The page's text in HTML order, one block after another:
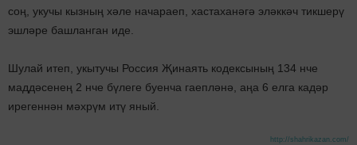
соң, укучы кызның хәле начараеп, хастаханәгә эләккәч тикшерү
эшләре башланган иде.
Шулай итеп, укытучы Россия Җинаять кодексының 134 нче
маддәсенең 2 нче бүлеге буенча гаепләнә, аңа 6 елга кадәр
ирегеннән мәхрүм итү яный.
http://shahrikazan.com/